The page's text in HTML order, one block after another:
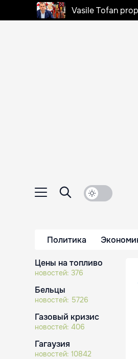
Vasile Tofan
Политика
Цены на топливо
новостей: 376
Бельцы
новостей: 5726
Газовый кризис
новостей: 406
Гагаузия
новостей: 10842